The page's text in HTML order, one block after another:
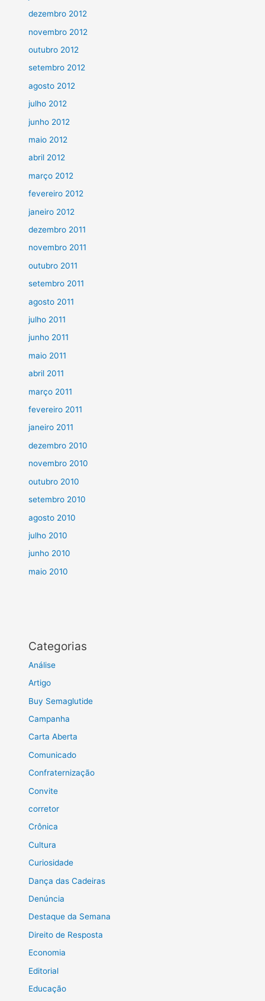
dezembro 2012
novembro 2012
outubro 2012
setembro 2012
agosto 2012
julho 2012
junho 2012
maio 2012
abril 2012
março 2012
fevereiro 2012
janeiro 2012
dezembro 2011
novembro 2011
outubro 2011
setembro 2011
agosto 2011
julho 2011
junho 2011
maio 2011
abril 2011
março 2011
fevereiro 2011
janeiro 2011
dezembro 2010
novembro 2010
outubro 2010
setembro 2010
agosto 2010
julho 2010
junho 2010
maio 2010
Categorias
Análise
Artigo
Buy Semaglutide
Campanha
Carta Aberta
Comunicado
Confraternização
Convite
corretor
Crônica
Cultura
Curiosidade
Dança das Cadeiras
Denúncia
Destaque da Semana
Direito de Resposta
Economia
Editorial
Educação